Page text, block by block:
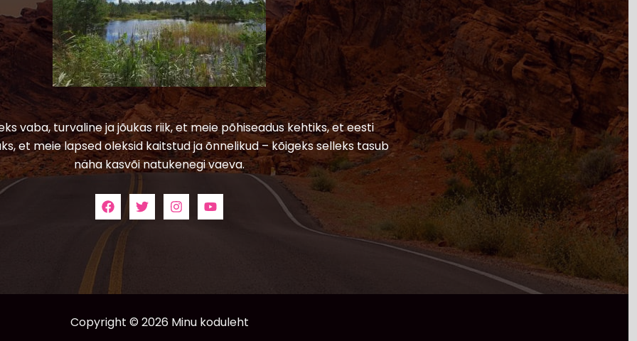
vaba, turvaline ja jõukas riik, et meie põhiseadus kehtiks, et eesti
et meie lapsed oleksid kaitstud ja õnnelikud – kõigeks selleks tasub
näha kasvõi natukenegi vaeva.
Copyright © 2026 Minu koduleht